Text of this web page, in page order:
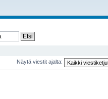
Näytä viestit ajalta: